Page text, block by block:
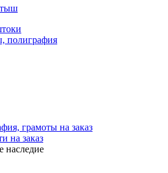
полиграфия
грамоты на заказ
на заказ
наследие